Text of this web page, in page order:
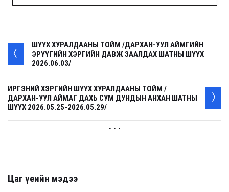
ШҮҮХ ХУРАЛДААНЫ ТОЙМ /ДАРХАН-УУЛ АЙМГИЙН
ЭРҮҮГИЙН ХЭРГИЙН ДАВЖ ЗААЛДАХ ШАТНЫ ШҮҮХ
2026.06.03/
ИРГЭНИЙ ХЭРГИЙН ШҮҮХ ХУРАЛДААНЫ ТОЙМ /
ДАРХАН-УУЛ АЙМАГ ДАХЬ СУМ ДУНДЫН АНХАН ШАТНЫ
ШҮҮХ 2026.05.25-2026.05.29/
. . .
Цаг үеийн мэдээ